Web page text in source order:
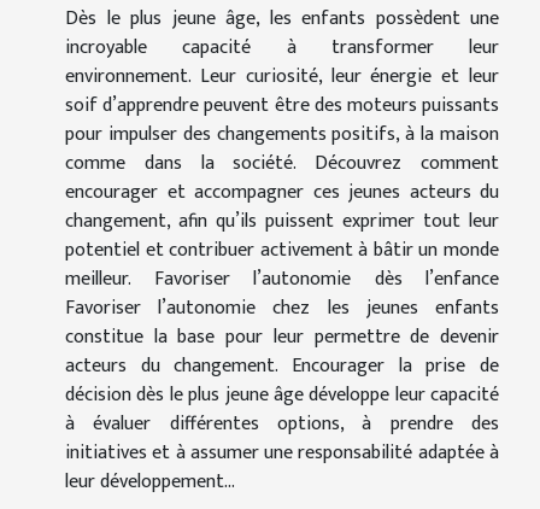
Dès le plus jeune âge, les enfants possèdent une
incroyable capacité à transformer leur
environnement. Leur curiosité, leur énergie et leur
soif d’apprendre peuvent être des moteurs puissants
pour impulser des changements positifs, à la maison
comme dans la société. Découvrez comment
encourager et accompagner ces jeunes acteurs du
changement, afin qu’ils puissent exprimer tout leur
potentiel et contribuer activement à bâtir un monde
meilleur. Favoriser l’autonomie dès l’enfance
Favoriser l’autonomie chez les jeunes enfants
constitue la base pour leur permettre de devenir
acteurs du changement. Encourager la prise de
décision dès le plus jeune âge développe leur capacité
à évaluer différentes options, à prendre des
initiatives et à assumer une responsabilité adaptée à
leur développement...